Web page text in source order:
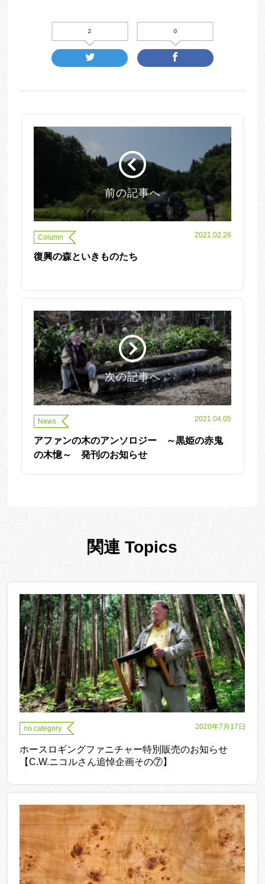
2 0
前の記事へ
Column 2021.02.26
復興の森といきものたち
次の記事へ
News 2021.04.05
アファンの木のアンソロジー ～黒姫の赤鬼
の木憶～ 発刊のお知らせ
関連 Topics
no category 2020年7月17日
ホースロギングファニチャー特別販売のお知らせ
【C.W.ニコルさん追悼企画その⑦】